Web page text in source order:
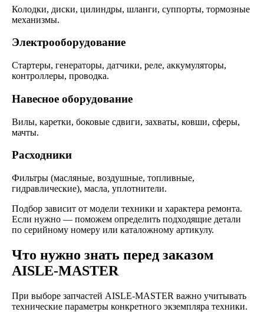
Колодки, диски, цилиндры, шланги, суппорты, тормозные
механизмы.
Электрооборудование
Стартеры, генераторы, датчики, реле, аккумуляторы,
контроллеры, проводка.
Навесное оборудование
Вилы, каретки, боковые сдвиги, захваты, ковши, сферы,
мачты.
Расходники
Фильтры (масляные, воздушные, топливные,
гидравлические), масла, уплотнители.
Подбор зависит от модели техники и характера ремонта.
Если нужно — поможем определить подходящие детали
по серийному номеру или каталожному артикулу.
Что нужно знать перед заказом
AISLE-MASTER
При выборе запчастей AISLE-MASTER важно учитывать
технические параметры конкретного экземпляра техники.